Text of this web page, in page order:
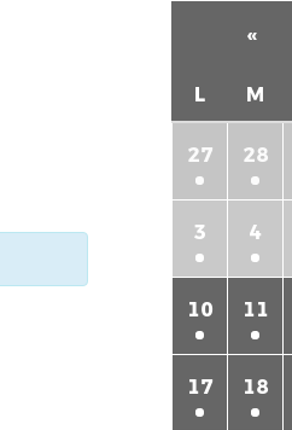
«
L M
27 28
3 4
10 11
17 18